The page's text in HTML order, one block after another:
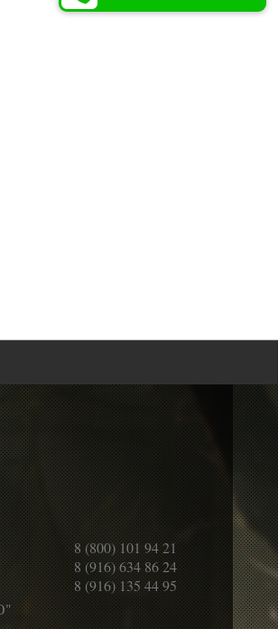
8 (800) 101 94 21
8 (916) 634 86 24
8 (916) 135 44 95